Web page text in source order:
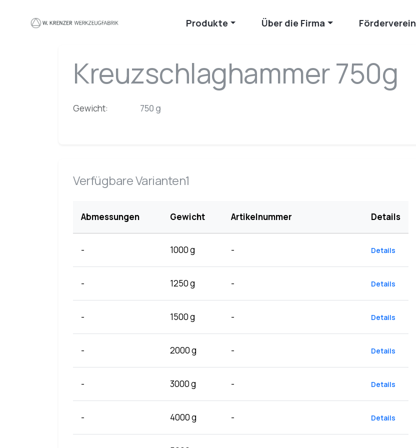
Produkte Über die Firma Förderverein
Kreuzschlaghammer 750g
Gewicht: 750 g
Verfügbare Varianten1
Abmessungen Gewicht Artikelnummer Details
- 1000 g - Details
- 1250 g - Details
- 1500 g - Details
- 2000 g - Details
- 3000 g - Details
- 4000 g - Details